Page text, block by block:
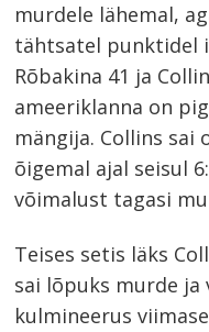
murdele lähemal,
tähtsatel punktidel
Rõbakina 41 ja
ameeriklanna on
mängija. Collins sai
õigemal ajal seisul
võimalust tagasi
Teises setis läks
sai lõpuks murde ja
kulmineerus